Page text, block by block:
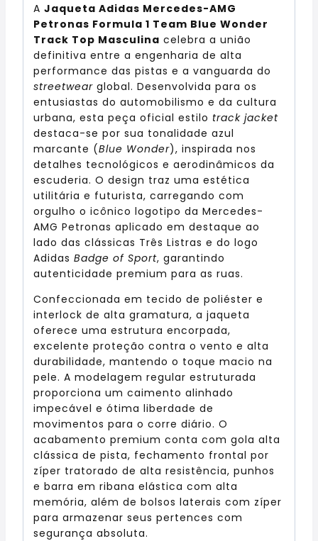
A Jaqueta Adidas Mercedes-AMG
Petronas Formula 1 Team Blue Wonder
Track Top Masculina celebra a união
definitiva entre a engenharia de alta
performance das pistas e a vanguarda do
streetwear global. Desenvolvida para os
entusiastas do automobilismo e da cultura
urbana, esta peça oficial estilo track jacket
destaca-se por sua tonalidade azul
marcante (Blue Wonder), inspirada nos
detalhes tecnológicos e aerodinâmicos da
escuderia. O design traz uma estética
utilitária e futurista, carregando com
orgulho o icônico logotipo da Mercedes-
AMG Petronas aplicado em destaque ao
lado das clássicas Três Listras e do logo
Adidas Badge of Sport, garantindo
autenticidade premium para as ruas.
Confeccionada em tecido de poliéster e
interlock de alta gramatura, a jaqueta
oferece uma estrutura encorpada,
excelente proteção contra o vento e alta
durabilidade, mantendo o toque macio na
pele. A modelagem regular estruturada
proporciona um caimento alinhado
impecável e ótima liberdade de
movimentos para o corre diário. O
acabamento premium conta com gola alta
clássica de pista, fechamento frontal por
zíper tratorado de alta resistência, punhos
e barra em ribana elástica com alta
memória, além de bolsos laterais com zíper
para armazenar seus pertences com
segurança absoluta.